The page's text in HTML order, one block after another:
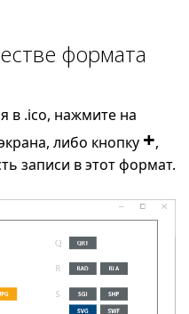
формата
в .ico, нажмите на
либо кнопку +,
записи в этот формат.